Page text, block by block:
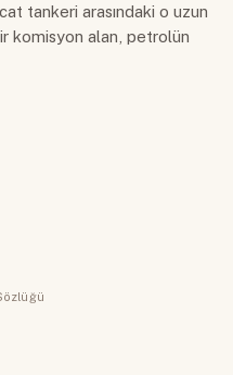
tankeri arasındaki o uzun
komisyon alan, petrolün